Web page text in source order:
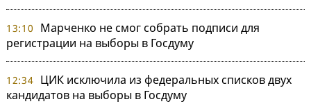
13:10
Марченко не смог собрать подписи для
регистрации на выборы в Госдуму
12:34 ЦИК исключила из федеральных списков двух
кандидатов на выборы в Госдуму